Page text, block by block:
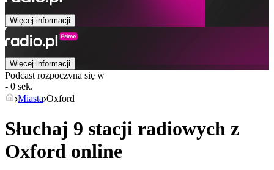
Więcej informacji
Więcej informacji
Podcast rozpoczyna się w
- 0 sek.
Miasta Oxford
Słuchaj 9 stacji radiowych z
Oxford online